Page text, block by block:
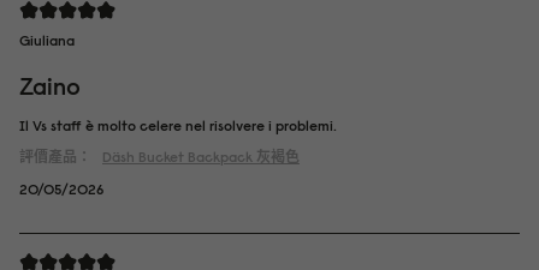
Giuliana
Zaino
Il Vs staff è molto celere nel risolvere i problemi.
評價產品：
Däsh Bucket Backpack 灰褐色
20/05/2026